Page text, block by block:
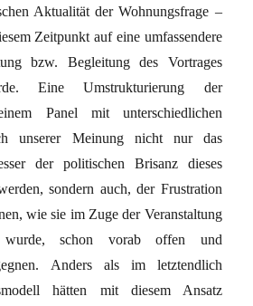
Aktualität der Wohnungsfrage –
Zeitpunkt auf eine umfassendere
bzw. Begleitung des Vortrages
Eine Umstrukturierung der
Panel mit unterschiedlichen
unserer Meinung nicht nur das
der politischen Brisanz dieses
sondern auch, der Frustration
wie sie im Zuge der Veranstaltung
wurde, schon vorab offen und
Anders als im letztendlich
hätten mit diesem Ansatz